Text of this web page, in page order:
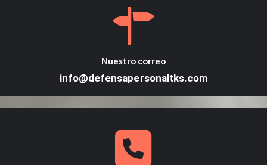
Nuestro correo
info@defensapersonaltks.com